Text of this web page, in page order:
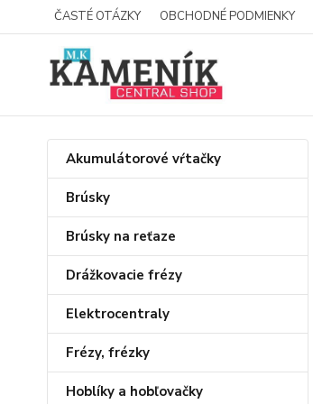
ČASTÉ OTÁZKY OBCHODNÉ PODMIENKY
Akumulátorové vŕtačky
Brúsky
Brúsky na reťaze
Drážkovacie frézy
Elektrocentraly
Frézy, frézky
Hoblíky a hobľovačky